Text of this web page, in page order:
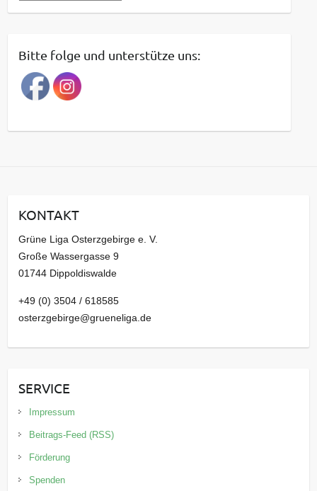
e
r
a
g
a
v
Bitte folge und unterstütze uns:
KONTAKT
Grüne Liga Osterzgebirge e. V.
Große Wassergasse 9
01744 Dippoldiswalde
+49 (0) 3504 / 618585
osterzgebirge@grueneliga.de
SERVICE
Impressum
Beitrags-Feed (RSS)
Förderung
Spenden